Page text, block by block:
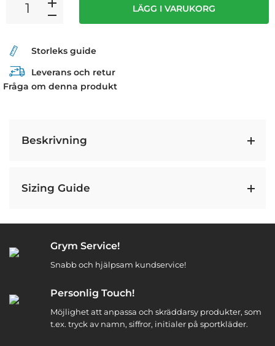
LÄGG I VARUKORG
Storleks guide
Leverans och retur
Fråga om denna produkt
Beskrivning
Sizing Guide
Grym Service!
Snabb och hjälpsam kundservice!
Personlig Touch!
Möjlighet att anpassa och skräddarsy produkter, som
t.ex. tryck av namn, siffror, initialer på sportkläder.